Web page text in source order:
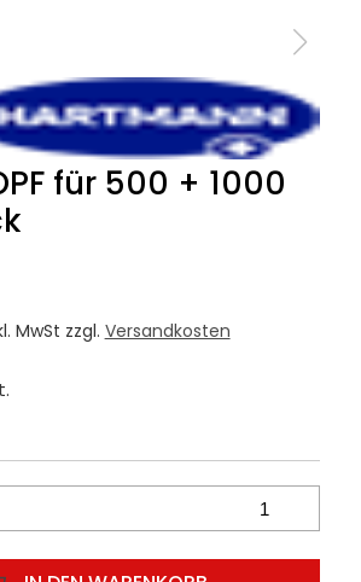
für 500 + 1000
MwSt zzgl. Versandkosten